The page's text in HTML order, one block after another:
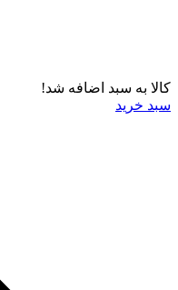
کالا به سبد اضافه شد!
سبد خرید